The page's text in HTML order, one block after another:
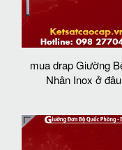
mua drap Giường
Nhân Inox ở đâu